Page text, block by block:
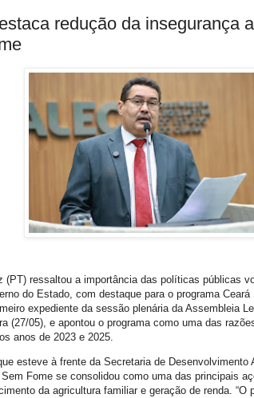
redução da insegurança
(PT) ressaltou a importância das políticas públicas
do Estado, com destaque para o programa
expediente da sessão plenária da Assembleia
(27/05), e apontou o programa como uma das
anos de 2023 e 2025.
esteve à frente da Secretaria de Desenvolvimento
Fome se consolidou como uma das principais
da agricultura familiar e geração de renda. “O